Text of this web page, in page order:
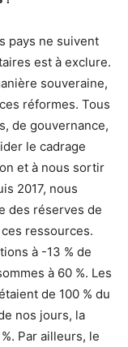
pays ne suivent
est à exclure.
souveraine,
réformes. Tous
de gouvernance,
le cadrage
et à nous sortir
2017, nous
des réserves de
ressources.
à -13 % de
à 60 %. Les
de 100 % du
nos jours, la
Par ailleurs, le